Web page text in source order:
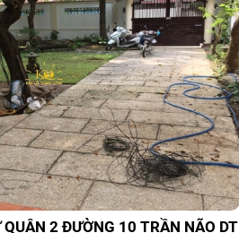
2 ĐƯỜNG 10 TRẦN NÃO DT
Cho Thuê Nhà Verosa Quận 9
Full Nội Thất Đường 291
40 triệu/tháng